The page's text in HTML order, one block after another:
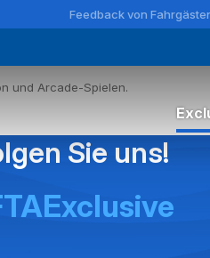
Feedback von
und Arcade-Spielen.
Sie uns!